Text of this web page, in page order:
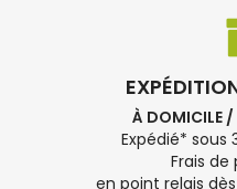
À DOMICILE /
Expédié* sous
Frais
en point relais